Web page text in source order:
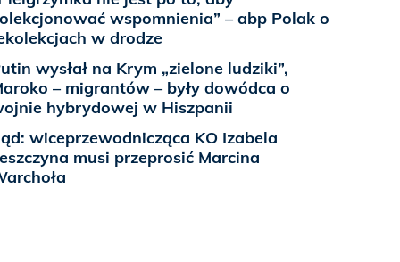
wspomnienia” – abp Polak o
w drodze
wysłał na Krym „zielone ludziki”,
– migrantów – były dowódca o
hybrydowej w Hiszpanii
wiceprzewodnicząca KO Izabela
musi przeprosić Marcina